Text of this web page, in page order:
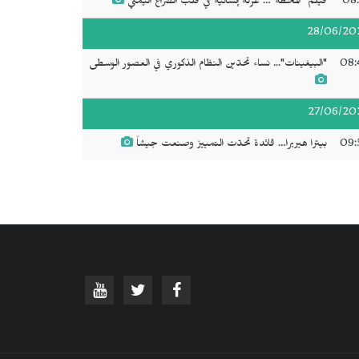
28/06/
"البيغينات"... نساء تحدّين النظام الذكوري في العصور الوسطى
27/06/
بيترا هيريرا… قائدة تحدّت التمييز وصنعت جيشاً